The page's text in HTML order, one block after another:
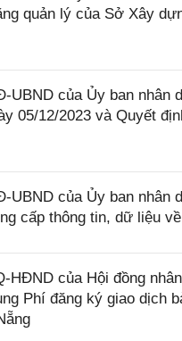
quản lý của Sở Xây
UBND của Ủy ban nhân
05/12/2023 và Quyết
UBND của Ủy ban
cấp thông tin, dữ liệu
HĐND của Hội đồng
Phí đăng ký giao dịch